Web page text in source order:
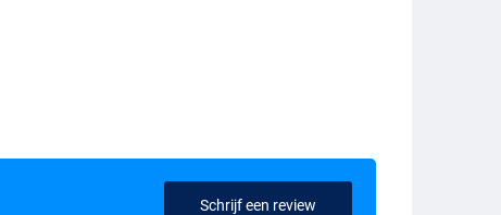
Schrijf een review